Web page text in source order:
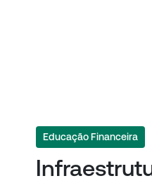
Educação Financeira